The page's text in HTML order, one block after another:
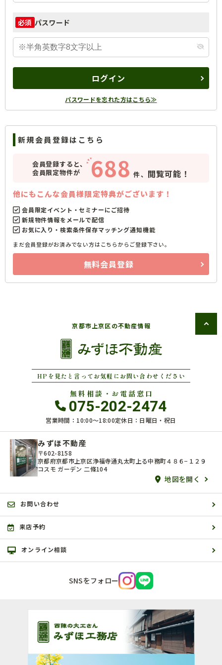
必須 パスワード
ログイン
パスワードを忘れた方はこちら≫
新規会員登録はこちら
会員登録すると、
会員限定物件が
688 件、 閲覧可能！
他にもこんな会員様限定特典がございます！
会員限定イベント・セミナーにご招待
新規物件情報をメールで配信
お気に入り・検索条件保存マッチング通知機能
まだ会員登録がお済みでない方はこちらからご登録下さい。
無料会員登録
京都市上京区の不動産情報
HPを見たと言ってお気軽にお問い合わせください
無料相談・お電話窓口
075-202-2474
営業時間：10:00〜18:00定休日：日曜日・祝日
みずほ不動産
〒602-8158
京都府京都市上京区浄福寺通丸太町上る中務町４８６−１２９
コスモ ガーデン 二條104
地図を開く
お問い合わせ
来店予約
オンライン相談
SNSをフォロー